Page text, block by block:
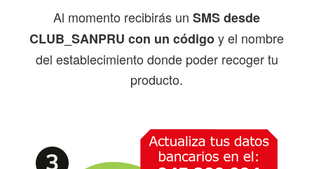
Al momento recibirás unSMS desde
CLUB_SANPRU con un códigoy el nombre
del establecimiento donde poder recoger tu
producto.